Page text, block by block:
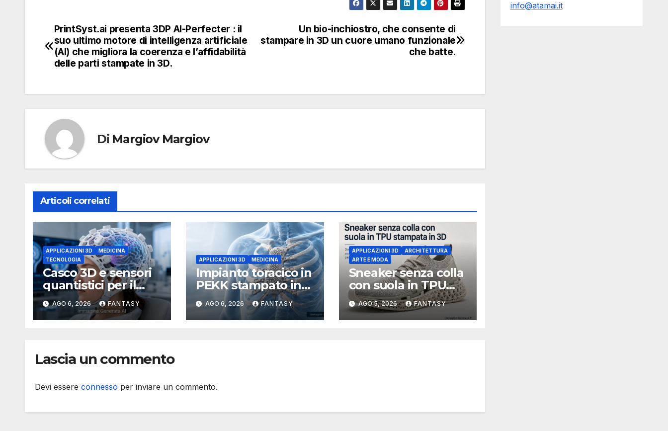
Navigazione
articoli
Un bio-inchiostro, che consente di
stampare in 3D un cuore umano funzionale
che batte.
PrintSyst.ai presenta 3DP AI-Perfecter : il
suo ultimo motore di intelligenza artificiale
(AI) che migliora la coerenza e l’affidabilità
delle parti stampate in 3D.
Di Margiov Margiov
Articoli correlati
APPLICAZIONI 3D
MEDICINA
TECNOLOGIA
Casco 3D e sensori
quantistici per il
cervello come
funziona l’OPM-
MEG
AGO 6, 2026 FANTASY
APPLICAZIONI 3D MEDICINA
Impianto toracico in
PEKK stampato in
3D ricostruiti sterno
e costole dopo un
tumore raro
AGO 6, 2026 FANTASY
APPLICAZIONI 3D
ARCHITETTURA
ARTE E MODA
Sneaker senza colla
con suola in TPU
stampata in 3D
AGO 5, 2026 FANTASY
Lascia un commento
Devi essere connesso per inviare un commento.
info@atamai.it